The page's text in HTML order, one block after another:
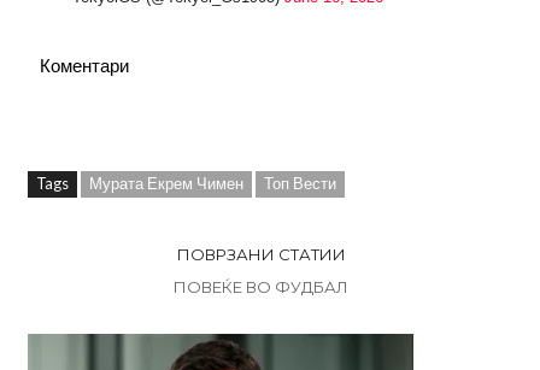
Коментари
Tags Мурата Екрем Чимен Топ Вести
ПОВРЗАНИ СТАТИИ
ПОВЕЌЕ ВО ФУДБАЛ